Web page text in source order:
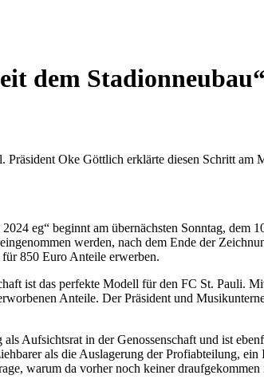
dem Stadionneubau“
Oke Göttlich erklärte diesen Schritt
eg“ beginnt am übernächsten Sonntag, dem
werden, nach dem Ende der
850 Euro Anteile erwerben.
ist das perfekte Modell für den FC St. Pauli.
Anteile. Der Präsident und
Aufsichtsrat in der Genossenschaft und ist
als die Auslagerung der Profiabteilung,
warum da vorher noch keiner draufgekommen